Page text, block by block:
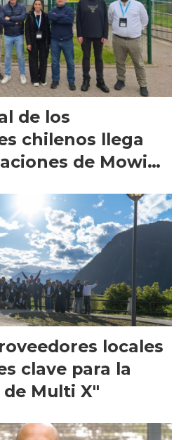
de los
chilenos llega
de Mowi
locales
clave para la
Multi X"